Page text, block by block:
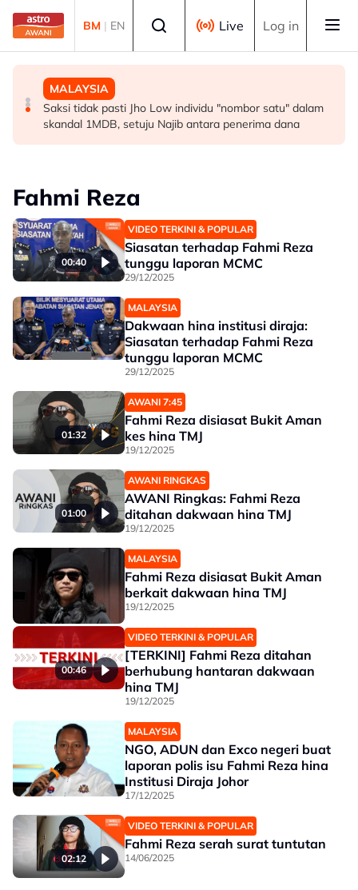
Skip to main content
BM | EN Live Log in
MALAYSIA
PKNS nafi dakwaan rugi RM103.69 juta, tanggung
hutang RM6.1 bilion
MALAYSIA
KDNK sektor komoditi meningkat kepada RM19.65 bilion
pada suku pertama 2026 - Noraini
MALAYSIA
Saksi tidak pasti Jho Low individu "nombor satu" dalam
skandal 1MDB, setuju Najib antara penerima dana
Fahmi Reza
00:40
VIDEO TERKINI & POPULAR
Siasatan terhadap Fahmi Reza
tunggu laporan MCMC
29/12/2025
MALAYSIA
Dakwaan hina institusi diraja:
Siasatan terhadap Fahmi Reza
tunggu laporan MCMC
29/12/2025
01:32
AWANI 7:45
Fahmi Reza disiasat Bukit Aman
kes hina TMJ
19/12/2025
01:00
AWANI RINGKAS
AWANI Ringkas: Fahmi Reza
ditahan dakwaan hina TMJ
19/12/2025
MALAYSIA
Fahmi Reza disiasat Bukit Aman
berkait dakwaan hina TMJ
19/12/2025
00:46
VIDEO TERKINI & POPULAR
[TERKINI] Fahmi Reza ditahan
berhubung hantaran dakwaan
hina TMJ
19/12/2025
MALAYSIA
NGO, ADUN dan Exco negeri buat
laporan polis isu Fahmi Reza hina
Institusi Diraja Johor
17/12/2025
02:12
VIDEO TERKINI & POPULAR
Fahmi Reza serah surat tuntutan
14/06/2025